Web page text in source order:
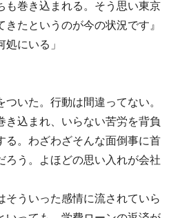
も巻き込まれる。そう思い東京
たというのが今の状況です』
にいる」
いた。行動は間違ってない。
き込まれ、いらない苦労を背負
る。わざわざそんな面倒事に首
ろう。よほどの思い入れが会社
ういった感情に流されていら